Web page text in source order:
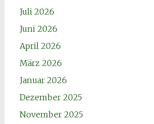
Juli 2026
Juni 2026
April 2026
März 2026
Januar 2026
Dezember 2025
November 2025